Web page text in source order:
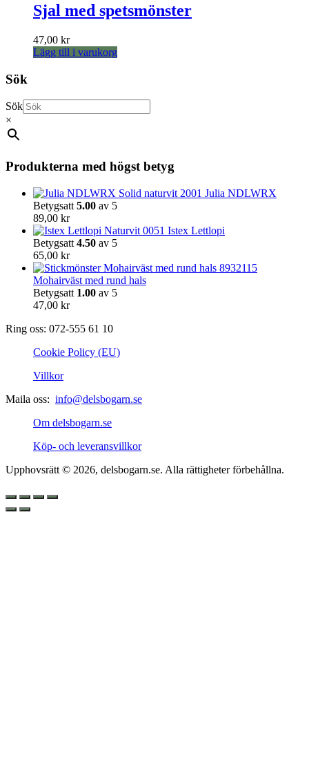
har
flera
olika
produktsidan
Sjal med spetsmönster
47,00 kr
Lägg till i varukorg
Sök
Sök
×
Produkterna med högst betyg
Julia NDLWRX
Betygsatt 5.00 av 5
89,00 kr
Istex Lettlopi
Betygsatt 4.50 av 5
65,00 kr
Mohairväst med rund hals
Betygsatt 1.00 av 5
47,00 kr
Ring oss: 072-555 61 10
Cookie Policy (EU)
Villkor
Maila oss: info@delsbogarn.se
Om delsbogarn.se
Köp- och leveransvillkor
Upphovsrätt © 2026, delsbogarn.se. Alla rättigheter förbehållna.